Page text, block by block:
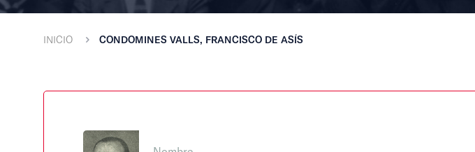
INICIO CONDOMINES VALLS, FRANCISCO DE ASÍS